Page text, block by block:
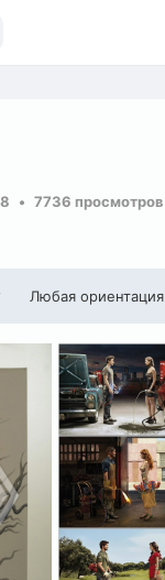
7736 просмотров
Любая ориентация